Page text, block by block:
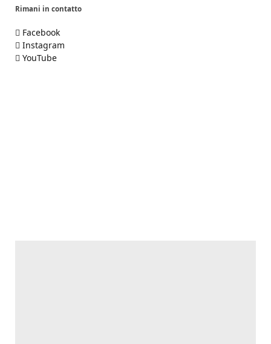
Rimani in contatto
Facebook
Instagram
YouTube